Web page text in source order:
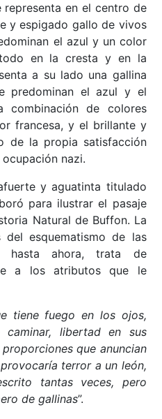
en el centro de
y espigado gallo de vivos
el azul y un color
en la cresta y en la
a su lado una gallina
predominan el azul y el
combinación de colores
francesa, y el brillante y
de la propia satisfacción
nazi.
y aguatinta titulado
para ilustrar el pasaje
Natural de Buffon. La
del esquematismo de las
hasta ahora, trata de
a los atributos que le
tiene fuego en los ojos,
libertad en sus
que anuncian
terror a un león,
tantas veces, pero
de gallinas”.